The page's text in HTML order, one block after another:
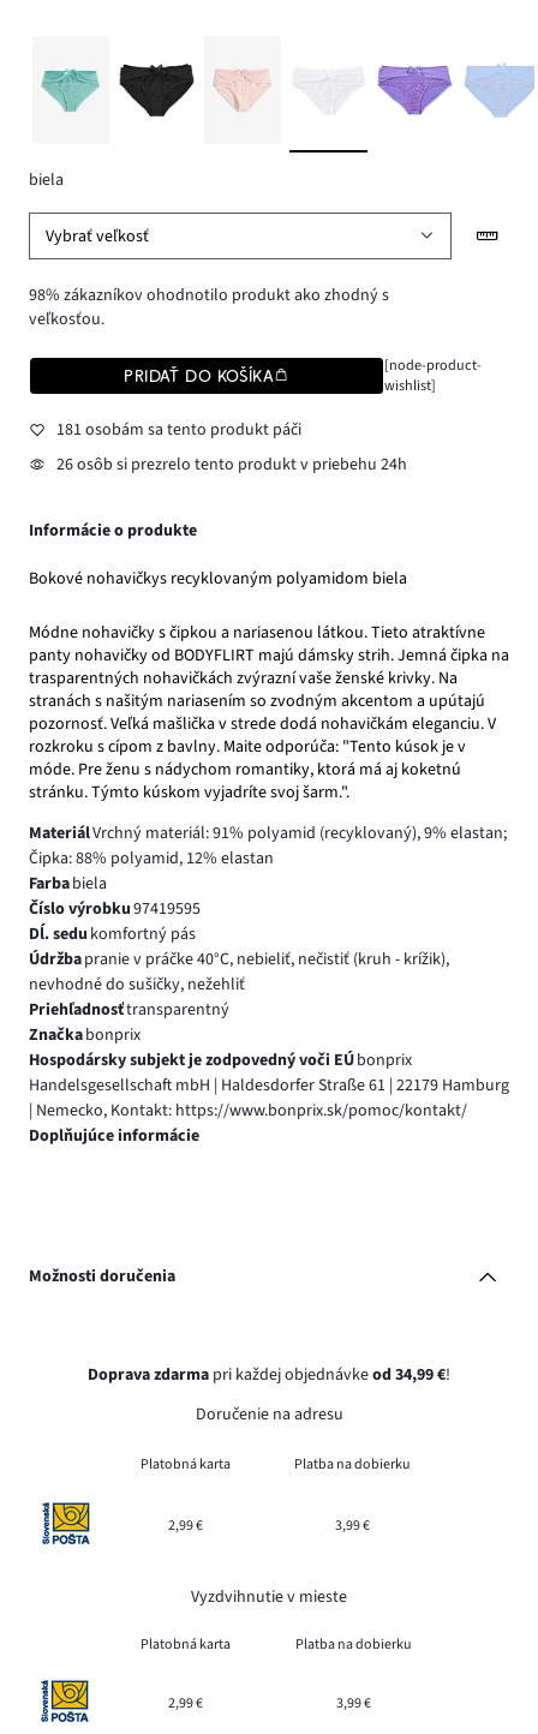
biela
Vybrať veľkosť
98% zákazníkov ohodnotilo produkt ako zhodný s
veľkosťou.
PRIDAŤ DO KOŠÍKA
[node-product-
wishlist]
181 osobám sa tento produkt páči
26 osôb si prezrelo tento produkt v priebehu 24h
Informácie o produkte
Bokové nohavičkys recyklovaným polyamidom biela
Módne nohavičky s čipkou a nariasenou látkou. Tieto atraktívne
panty nohavičky od BODYFLIRT majú dámsky strih. Jemná čipka na
trasparentných nohavičkách zvýrazní vaše ženské krivky. Na
stranách s našitým nariasením so zvodným akcentom a upútajú
pozornosť. Veľká mašlička v strede dodá nohavičkám eleganciu. V
rozkroku s cípom z bavlny. Maite odporúča: "Tento kúsok je v
móde. Pre ženu s nádychom romantiky, ktorá má aj koketnú
stránku. Týmto kúskom vyjadríte svoj šarm.".
MateriálVrchný materiál: 91% polyamid (recyklovaný), 9% elastan;
Čipka: 88% polyamid, 12% elastan
Farbabiela
Číslo výrobku97419595
Dĺ. sedu komfortný pás
Údržbapranie v práčke 40°C, nebieliť, nečistiť (kruh - krížik),
nevhodné do sušičky, nežehliť
Priehľadnosťtransparentný
Značkabonprix
Hospodársky subjekt je zodpovedný voči EÚbonprix
Handelsgesellschaft mbH | Haldesdorfer Straße 61 | 22179 Hamburg
| Nemecko, Kontakt: https://www.bonprix.sk/pomoc/kontakt/
Doplňujúce informácie
Možnosti doručenia
Doprava zdarma pri každej objednávkeod 34,99 €!
Doručenie na adresu
Platobná karta Platba na dobierku
2,99 € 3,99 €
Vyzdvihnutie v mieste
Platobná karta Platba na dobierku
2,99 € 3,99 €